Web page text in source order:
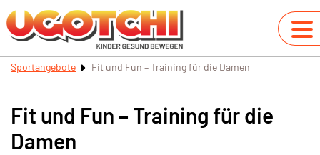
Sportangebote Fit und Fun – Training für die Damen
Fit und Fun – Training für die
Damen